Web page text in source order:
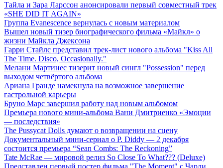
Тайла и Зара Ларссон анонсировали первый совместный трек
«SHE DID IT AGAIN»
Группа Evanescence вернулась с новым материалом
Вышел новый тизер биографического фильма «Майкл» о
жизни Майкла Джексона
Гарри Стайлс представил трек-лист нового альбома "Kiss All
The Time. Disco, Occasionally."
Мелани Мартинес тизерит новый сингл "Possession" перед
выходом четвёртого альбома
Ариана Гранде намекнула на возможное завершение
гастрольной карьеры
Бруно Марс завершил работу над новым альбомом
Премьера нового мини-альбома Вани Дмитриенко «Эмоции
— последствия»
The Pussycat Dolls думают о возвращении на сцену
Документальный мини-сериал о P. Diddy — 2 декабря
состоится премьера “Sean Combs: The Reckoning”
Tate McRae — мировой релиз So Close To What??? (Deluxe)
Представлен первый постер фильма "The Moment" с Чарли